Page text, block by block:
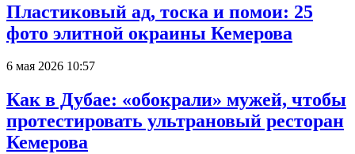
Пластиковый ад, тоска и помои: 25
фото элитной окраины Кемерова
6 мая 2026 10:57
Как в Дубае: «обокрали» мужей, чтобы
протестировать ультрановый ресторан
Кемерова